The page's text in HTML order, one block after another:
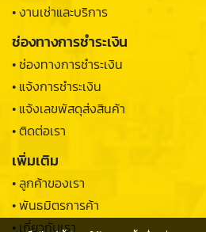
• งานเช่าและบริการ
ช่องทางการชำระเงิน
• ช่องทางการชำระเงิน
• แจ้งการชำระเงิน
• แจ้งเลขพัสดุส่งสินค้า
• ติดต่อเรา
เพิ่มเติม
• ลูกค้าของเรา
• พันธมิตรการค้า
• เกี่ยวกับเรา